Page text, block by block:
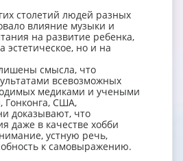
столетий людей разных
влияние музыки и
на развитие ребенка,
эстетическое, но и на
смысла, что
всевозможных
медиками и учеными
США,
доказывают, что
даже в качестве хобби
устную речь,
к самовыражению.